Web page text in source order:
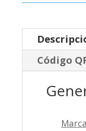
Código
Marca